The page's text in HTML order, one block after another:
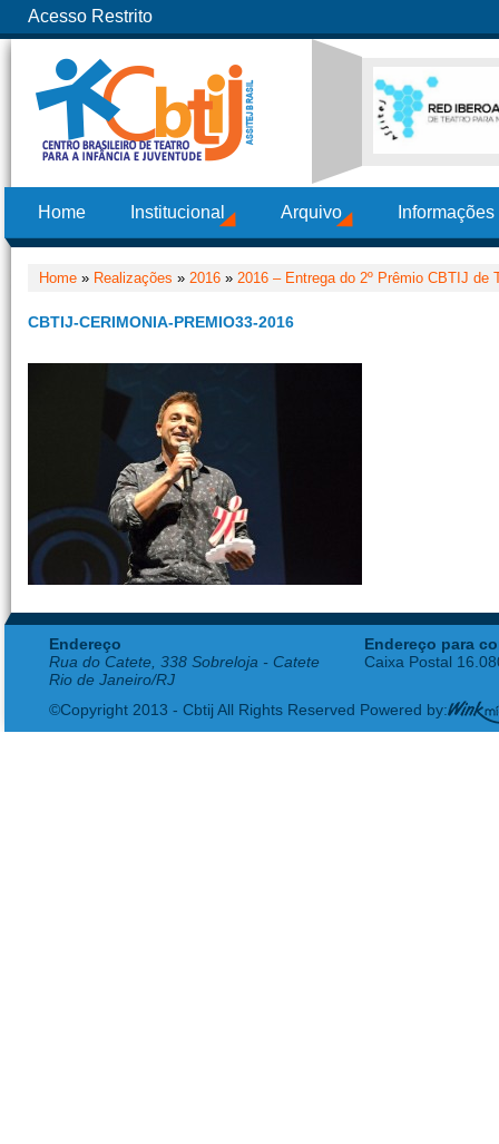
Acesso Restrito
Home Institucional Arquivo
Home » Realizações » 2016 » 2016 – Entrega do 2º Prêmio CBTIJ de
CBTIJ-CERIMONIA-PREMIO33-2016
Endereço
Rua do Catete, 338 Sobreloja - Catete
Rio de Janeiro/RJ
Endereço para
Caixa Postal
©Copyright 2013 - Cbtij All Rights Reserved Powered by: